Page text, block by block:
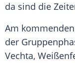
da sind die
Am
der
Vechta,